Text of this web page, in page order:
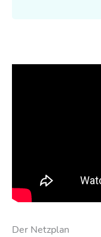
Der Netzplan